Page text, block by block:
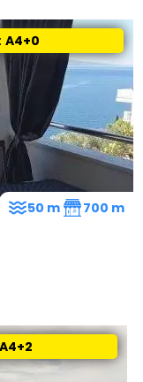
A4+0
50 m 700 m
A4+2